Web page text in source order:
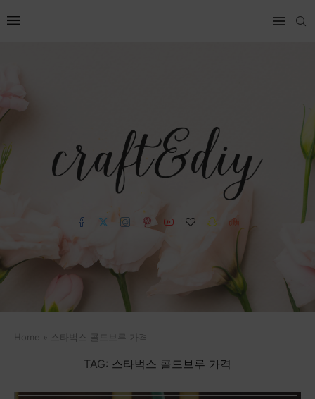
Home » 스타벅스 콜드브루 가격
TAG: 스타벅스 콜드브루 가격